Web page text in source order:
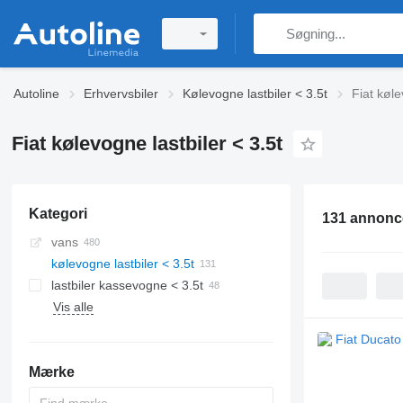
Autoline Erhvervsbiler Kølevogne lastbiler < 3.5t Fiat
Fiat kølevogne lastbiler < 3.5t
Kategori
vans
kølevogne lastbiler < 3.5t
lastbiler kassevogne < 3.5t
Vis alle
Mærke
131